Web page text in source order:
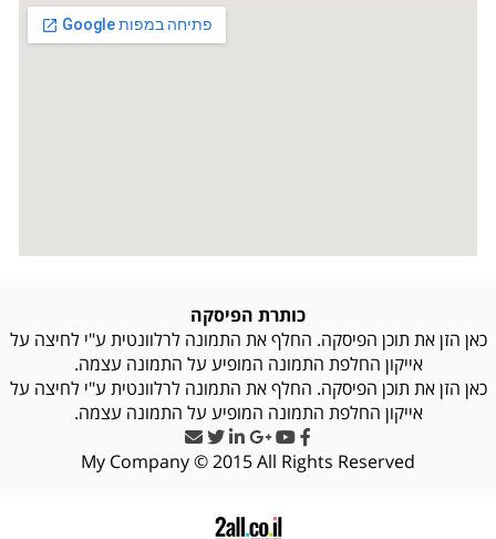
כותרת הפיסקה
כאן הזן את תוכן הפיסקה. החלף את התמונה לרלוונטית ע"י לחיצה על
אייקון החלפת התמונה המופיע על התמונה עצמה.
כאן הזן את תוכן הפיסקה. החלף את התמונה לרלוונטית ע"י לחיצה על
אייקון החלפת התמונה המופיע על התמונה עצמה.
My Company © 2015 All Rights Reserved